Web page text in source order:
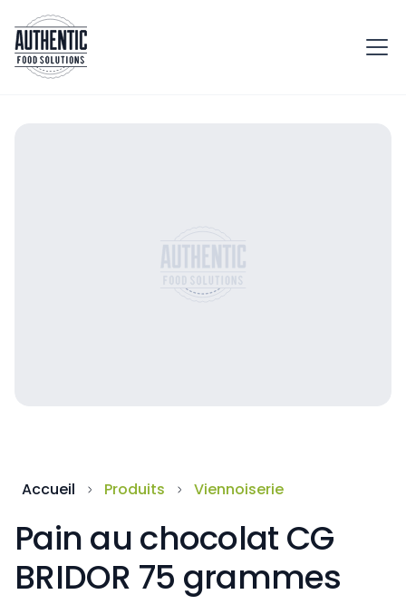
Accueil Produits Viennoiserie
Pain au chocolat CG
BRIDOR 75 grammes